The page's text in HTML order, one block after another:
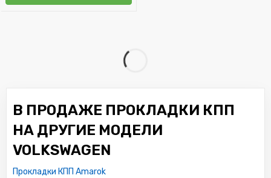
В ПРОДАЖЕ ПРОКЛАДКИ КПП
НА ДРУГИЕ МОДЕЛИ
VOLKSWAGEN
Прокладки КПП Amarok